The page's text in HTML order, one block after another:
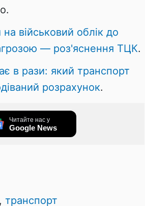
на військовий облік до
— роз'яснення ТЦК.
в рази: який транспорт
розрахунок.
Читайте нас у
Google News
, транспорт